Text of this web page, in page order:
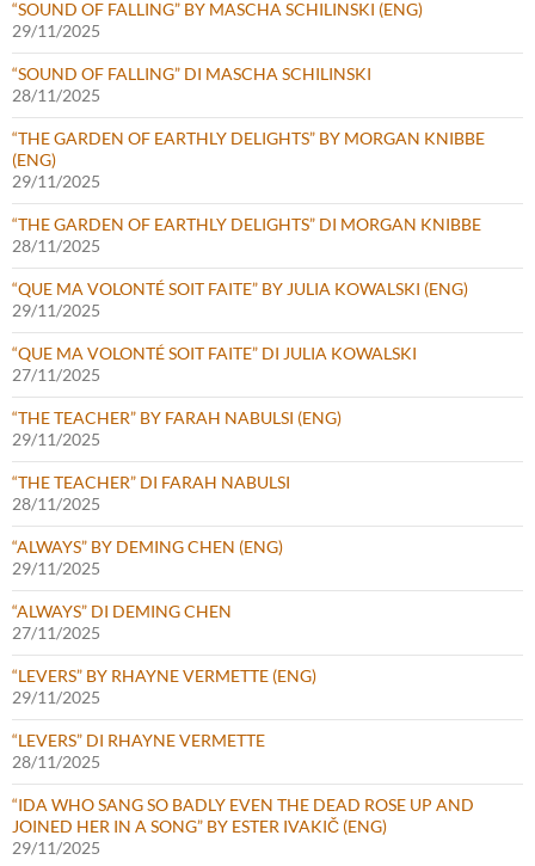
“SOUND OF FALLING” BY MASCHA SCHILINSKI (ENG)
29/11/2025
“SOUND OF FALLING” DI MASCHA SCHILINSKI
28/11/2025
“THE GARDEN OF EARTHLY DELIGHTS” BY MORGAN KNIBBE
(ENG)
29/11/2025
“THE GARDEN OF EARTHLY DELIGHTS” DI MORGAN KNIBBE
28/11/2025
“QUE MA VOLONTÉ SOIT FAITE” BY JULIA KOWALSKI (ENG)
29/11/2025
“QUE MA VOLONTÉ SOIT FAITE” DI JULIA KOWALSKI
27/11/2025
“THE TEACHER” BY FARAH NABULSI (ENG)
29/11/2025
“THE TEACHER” DI FARAH NABULSI
28/11/2025
“ALWAYS” BY DEMING CHEN (ENG)
29/11/2025
“ALWAYS” DI DEMING CHEN
27/11/2025
“LEVERS” BY RHAYNE VERMETTE (ENG)
29/11/2025
“LEVERS” DI RHAYNE VERMETTE
28/11/2025
“IDA WHO SANG SO BADLY EVEN THE DEAD ROSE UP AND
JOINED HER IN A SONG” BY ESTER IVAKIČ (ENG)
29/11/2025